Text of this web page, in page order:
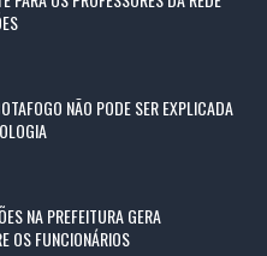
NÃO PODE SER EXPLICADA
NA PREFEITURA GERA
OS FUNCIONÁRIOS